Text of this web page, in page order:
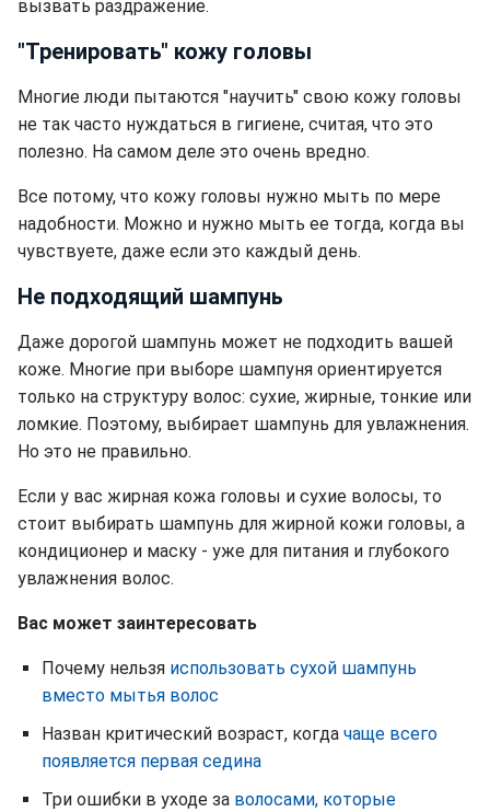
вызвать раздражение.
"Тренировать" кожу головы
Многие люди пытаются "научить" свою кожу головы
не так часто нуждаться в гигиене, считая, что это
полезно. На самом деле это очень вредно.
Все потому, что кожу головы нужно мыть по мере
надобности. Можно и нужно мыть ее тогда, когда вы
чувствуете, даже если это каждый день.
Не подходящий шампунь
Даже дорогой шампунь может не подходить вашей
коже. Многие при выборе шампуня ориентируется
только на структуру волос: сухие, жирные, тонкие или
ломкие. Поэтому, выбирает шампунь для увлажнения.
Но это не правильно.
Если у вас жирная кожа головы и сухие волосы, то
стоит выбирать шампунь для жирной кожи головы, а
кондиционер и маску - уже для питания и глубокого
увлажнения волос.
Вас может заинтересовать
Почему нельзя использовать сухой шампунь
вместо мытья волос
Назван критический возраст, когда чаще всего
появляется первая седина
Три ошибки в уходе за волосами, которые